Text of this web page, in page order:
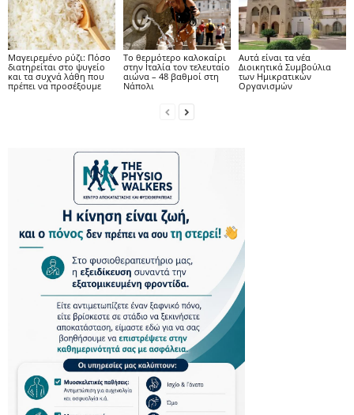
Μαγειρεμένο ρύζι: Πόσο
διατηρείται στο ψυγείο
και τα συχνά λάθη που
πρέπει να προσέξουμε
Το θερμότερο καλοκαίρι
στην Ιταλία τον τελευταίο
αιώνα – 48 βαθμοί στη
Νάπολι
Αυτά είναι τα νέα
Διοικητικά Συμβούλια
των Ημικρατικών
Οργανισμών